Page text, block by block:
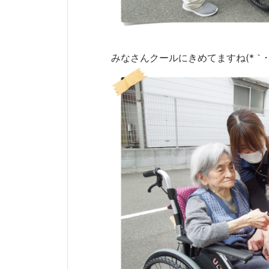
みなさんクールにきめてますね(*｀